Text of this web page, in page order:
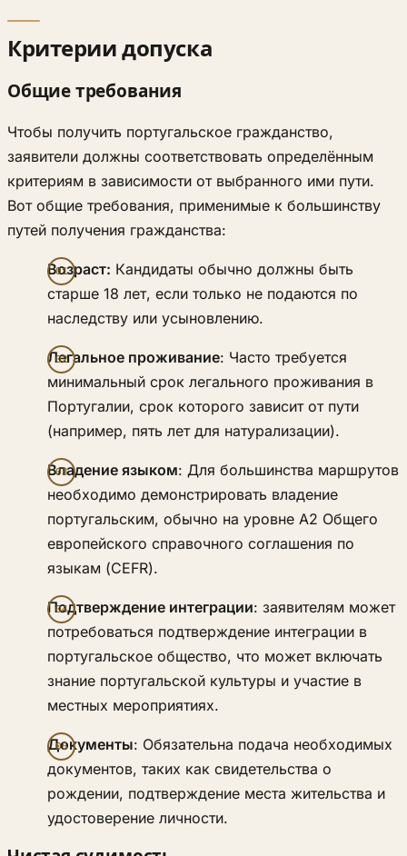
Критерии допуска
Общие требования
Чтобы получить португальское гражданство,
заявители должны соответствовать определённым
критериям в зависимости от выбранного ими пути.
Вот общие требования, применимые к большинству
путей получения гражданства:
Возраст: Кандидаты обычно должны быть
старше 18 лет, если только не подаются по
наследству или усыновлению.
Легальное проживание: Часто требуется
минимальный срок легального проживания в
Португалии, срок которого зависит от пути
(например, пять лет для натурализации).
Владение языком: Для большинства маршрутов
необходимо демонстрировать владение
португальским, обычно на уровне A2 Общего
европейского справочного соглашения по
языкам (CEFR).
Подтверждение интеграции: заявителям может
потребоваться подтверждение интеграции в
португальское общество, что может включать
знание португальской культуры и участие в
местных мероприятиях.
Документы: Обязательна подача необходимых
документов, таких как свидетельства о
рождении, подтверждение места жительства и
удостоверение личности.